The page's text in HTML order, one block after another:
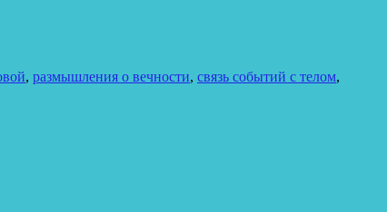
, размышления о вечности, связь событий с телом,